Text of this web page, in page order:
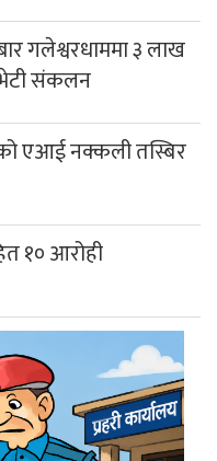
गलेश्वरधाममा ३ लाख
भेटी संकलन
एआई नक्कली तस्बिर
१० आरोही